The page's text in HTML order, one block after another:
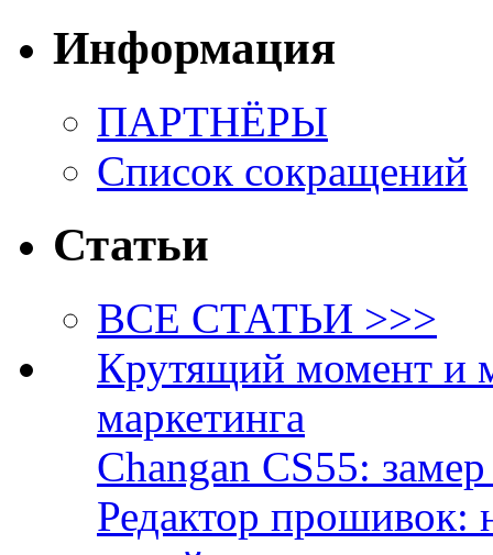
Информация
ПАРТНЁРЫ
Список сокращений
Статьи
ВСЕ СТАТЬИ >>>
Крутящий момент и
маркетинга
Changan CS55:
Редактор прошивок: